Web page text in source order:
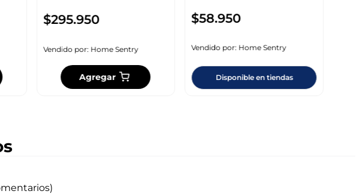
$295.950
Vendido por: Home Sentry
Agregar
$58.950
Vendido por: Home Sentry
Disponible en tiendas